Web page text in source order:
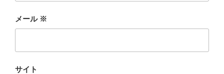
メール ※
サイト